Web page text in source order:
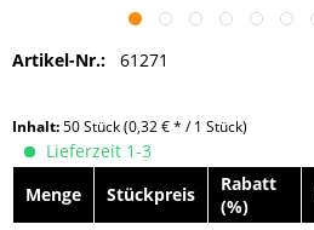
Artikel-Nr.: 61271
Inhalt:50 Stück(0,32 € * / 1 Stück)
Lieferzeit 1-3
Menge
Stückpreis
Rabatt
(%)